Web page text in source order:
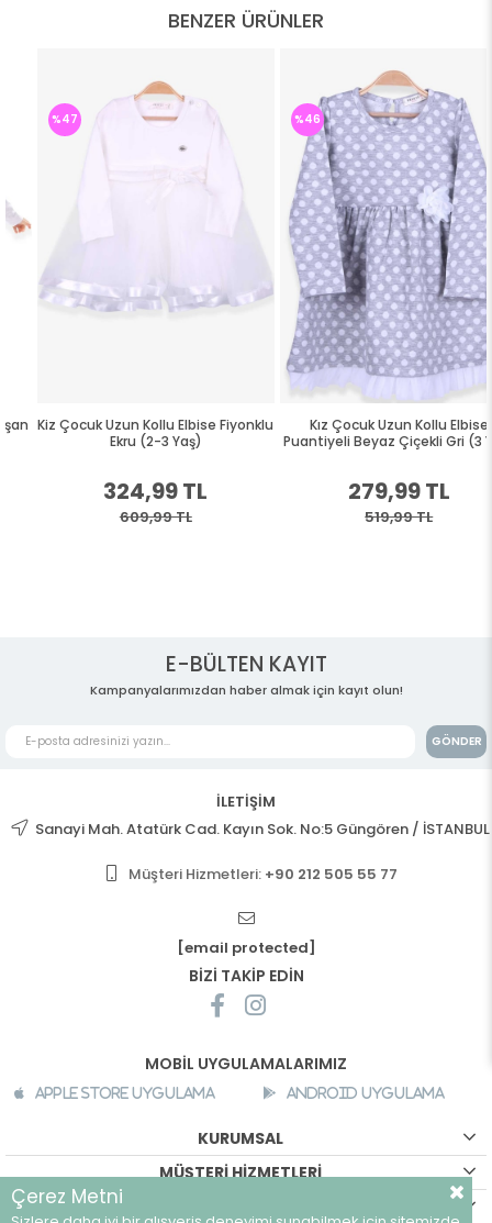
BENZER ÜRÜNLER
Kiz Çocuk Uzun Kollu Elbise Fiyonklu
Ekru (2-3 Yaş)
324,99 TL
609,99 TL
Kız Çocuk Uzun Kollu Elbise
Puantiyeli Beyaz Çiçekli Gri (3 Yaş)
279,99 TL
519,99 TL
E-BÜLTEN KAYIT
Kampanyalarımızdan haber almak için kayıt olun!
GÖNDER
İLETİŞİM
Sanayi Mah. Atatürk Cad. Kayın Sok. No:5 Güngören / İSTANBUL
Müşteri Hizmetleri: +90 212 505 55 77
[email protected]
BİZİ TAKİP EDİN
MOBİL UYGULAMALARIMIZ
Apple Store Uygulama Android Uygulama
KURUMSAL
MÜŞTERİ HİZMETLERİ
Çerez Metni